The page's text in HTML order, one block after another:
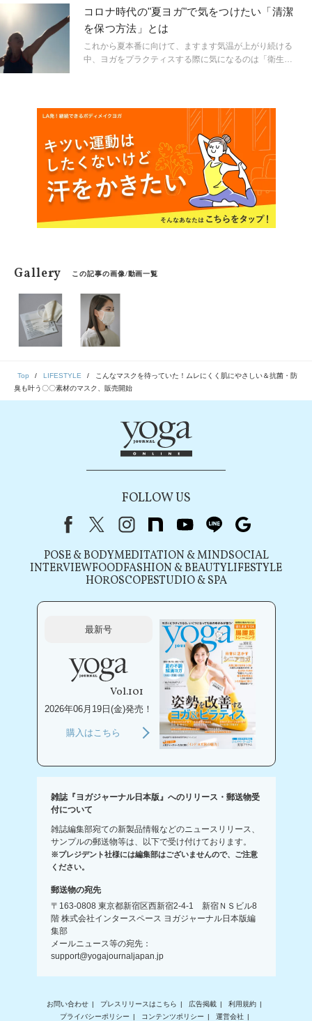
ちの暮らしはコロナ禍の渦の中に巻き込まれました。経
済活動や学校生活などが徐々に再スタートとなりました
が、気の抜けない状況は続きます。そこで今回は、シン
ガポール在住の筆者が海外で実践されている免疫力アッ
プ方法をご紹介します。
コロナ時代の"夏ヨガ"で気をつけたい「清潔
を保つ方法」とは
これから夏本番に向けて、ますます気温が上がり続ける
中、ヨガをプラクティスする際に気になるのは「衛生
Gallery この記事の画像/動画一覧
Top LIFESTYLE
こんなマスクを待っていた！ムレにくく肌にやさしい＆抗菌・防
臭も叶う〇〇素材のマスク、販売開始
FOLLOW US
FacebookX（旧Twitter）
instagram
note youtubeline
POSE & BODYMEDITATION & MINDSOCIAL
INTERVIEWFOODFASHION & BEAUTYLIFESTYLE
HOROSCOPESTUDIO & SPA
最新号
Vol.101
2026年06月19日(金)発売！
購入はこちら
雑誌『ヨガジャーナル日本版』へのリリース・郵送物受
付について
雑誌編集部宛ての新製品情報などのニュースリリース、
サンプルの郵送物等は、以下で受け付けております。
※プレジデント社様には編集部はございませんので、ご注意
ください。
郵送物の宛先
〒163-0808 東京都新宿区西新宿2-4-1 新宿ＮＳビル8
階 株式会社インタースペース ヨガジャーナル日本版編
集部
メールニュース等の宛先：
support@yogajournaljapan.jp
お問い合わせ プレスリリースはこちら 広告掲載
利用規約
プライバシーポリシー
コンテンツポリシー 運営会社